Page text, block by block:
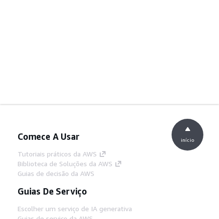
Comece A Usar
Tutoriais práticos da AWS
Biblioteca de Soluções da AWS
Guias de decisão da AWS
Guias De Serviço
Escolher um serviço de IA generativa
início